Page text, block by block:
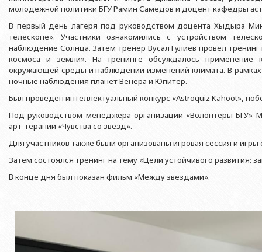
Выпускники БГУ
Почетные доктора
Образование в БГУ
Перечень специальностей
Знаменательные даты в истории БГУ
Отдел протокола
Служба психологической помощи
Культурно-творческий центр
Спортивно-оздоровительный
Университетская газета
Издательство
Филологический
Исторический
Факультет
Юридический
Факультет
Факультет
Факультет Теология
Факультет
Азербайджанской
Юридическое
Азербайджанской
Юридическое
образования
Азербайджанской
Юридическое
молодежной политики БГУ Рамин Самедов и доцент кафедры
В первый день лагеря под руководством доцента Хыдыра
телескопе». Участники ознакомились с устройством
наблюдение Солнца. Затем тренер Вусал Гулиев провел
космоса и земли». На тренинге обсуждалось применение
окружающей среды и наблюдении изменений климата. В
ночные наблюдения планет Венера и Юпитер.
Был проведен интеллектуальный конкурс «Astroquiz Kahoot»,
Под руководством менеджера организации «Волонтеры БГУ»
арт-терапии «Чувства со звезд».
Для участников также были организованы игровая сессия и игры
Затем состоялся тренинг на тему «Цели устойчивого развития:
В конце дня был показан фильм «Между звездами».